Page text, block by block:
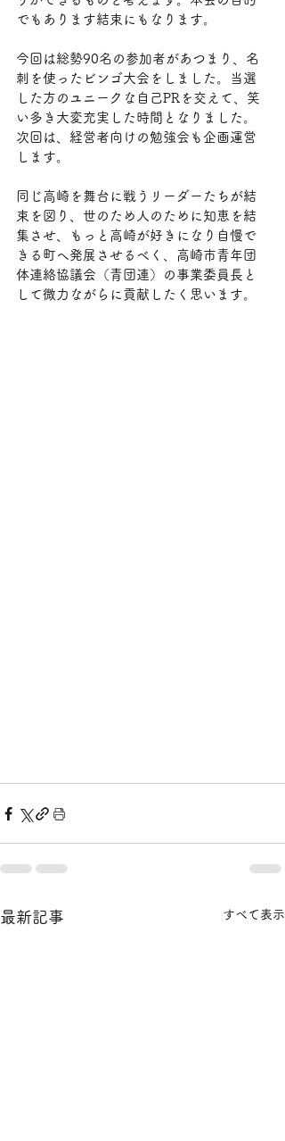
でもあります結束にもなります。
今回は総勢90名の参加者があつまり、名
刺を使ったビンゴ大会をしました。当選
した方のユニークな自己PRを交えて、笑
い多き大変充実した時間となりました。
次回は、経営者向けの勉強会も企画運営
します。
同じ高崎を舞台に戦うリーダーたちが結
束を図り、世のため人のために知恵を結
集させ、もっと高崎が好きになり自慢で
きる町へ発展させるべく、高崎市青年団
体連絡協議会（青団連）の事業委員長と
して微力ながらに貢献したく思います。
最新記事 すべて表示